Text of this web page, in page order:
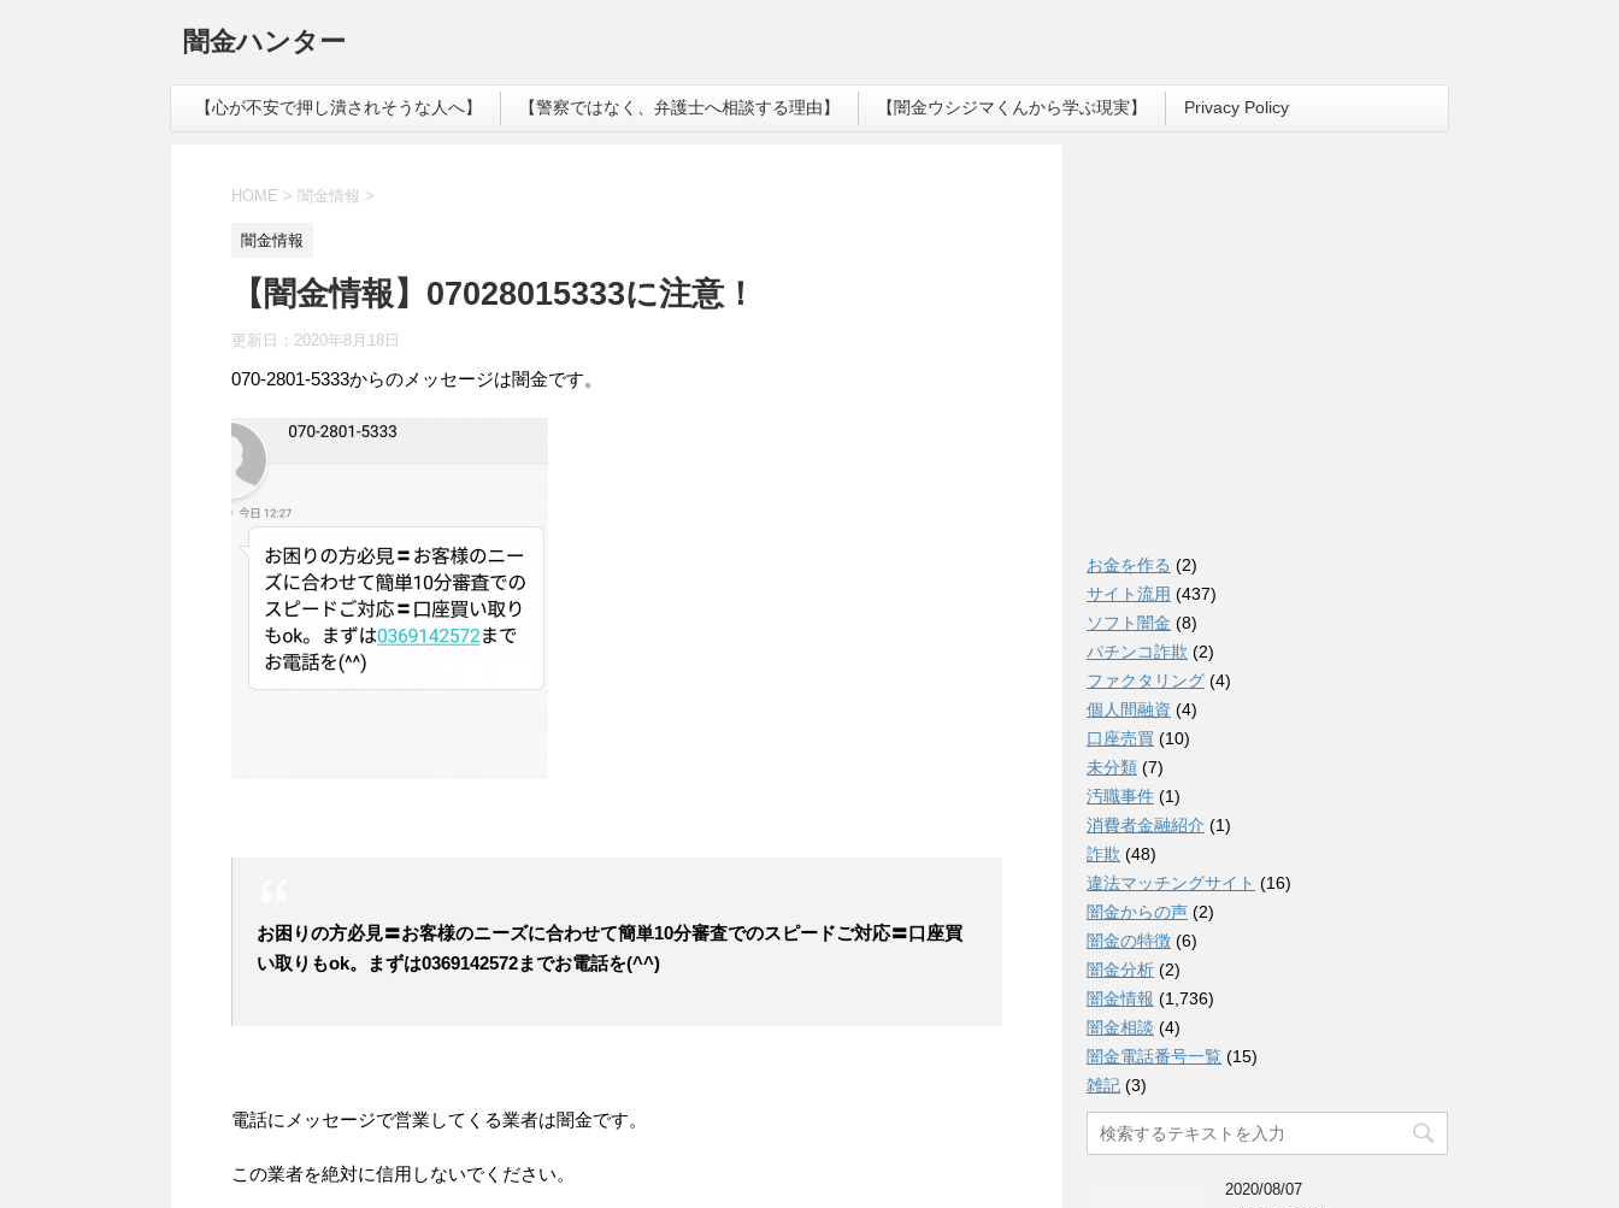
闇金ハンター
【心が不安で押し潰されそうな人へ】 【警察ではなく、弁護士へ相談する理由】 【闇金ウシジマくんから学ぶ現実】 Privacy Policy
HOME > 闇金情報 >
闇金情報
【闇金情報】07028015333に注意！
更新日： 2020年8月18日
070-2801-5333からのメッセージは闇金です。
お困りの方必見〓お客様のニーズに合わせて簡単10分審査でのスピードご対応〓口座買
い取りもok。まずは0369142572までお電話を(^^)
電話にメッセージで営業してくる業者は闇金です。
この業者を絶対に信用しないでください。
お金を作る (2)
サイト流用 (437)
ソフト闇金 (8)
パチンコ詐欺 (2)
ファクタリング (4)
個人間融資 (4)
口座売買 (10)
未分類 (7)
汚職事件 (1)
消費者金融紹介 (1)
詐欺 (48)
違法マッチングサイト (16)
闇金からの声 (2)
闇金の特徴 (6)
闇金分析 (2)
闇金情報 (1,736)
闇金相談 (4)
闇金電話番号一覧 (15)
雑記 (3)
2020/08/07